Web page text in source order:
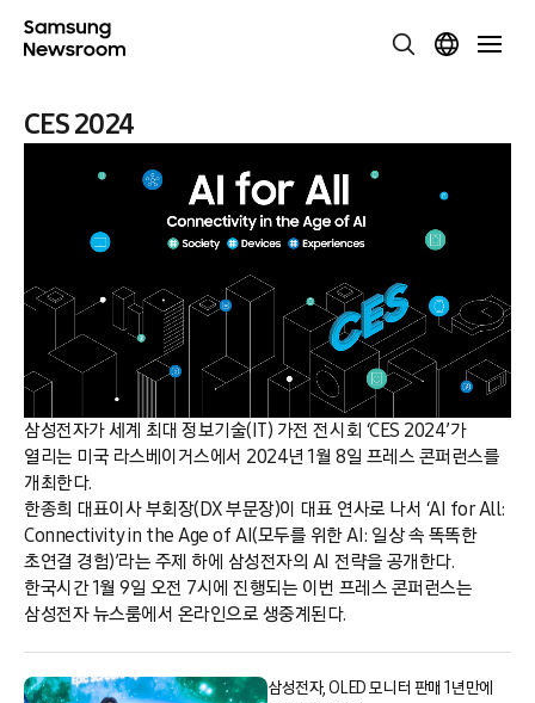
CES 2024
삼성전자가 세계 최대 정보기술(IT) 가전 전시회 ‘CES 2024’가
열리는 미국 라스베이거스에서 2024년 1월 8일 프레스 콘퍼런스를
개최한다.
한종희 대표이사 부회장(DX 부문장)이 대표 연사로 나서 ‘AI for All:
Connectivity in the Age of AI(모두를 위한 AI: 일상 속 똑똑한
초연결 경험)’라는 주제 하에 삼성전자의 AI 전략을 공개한다.
한국시간 1월 9일 오전 7시에 진행되는 이번 프레스 콘퍼런스는
삼성전자 뉴스룸에서 온라인으로 생중계된다.
삼성전자, OLED 모니터 판매 1년만에